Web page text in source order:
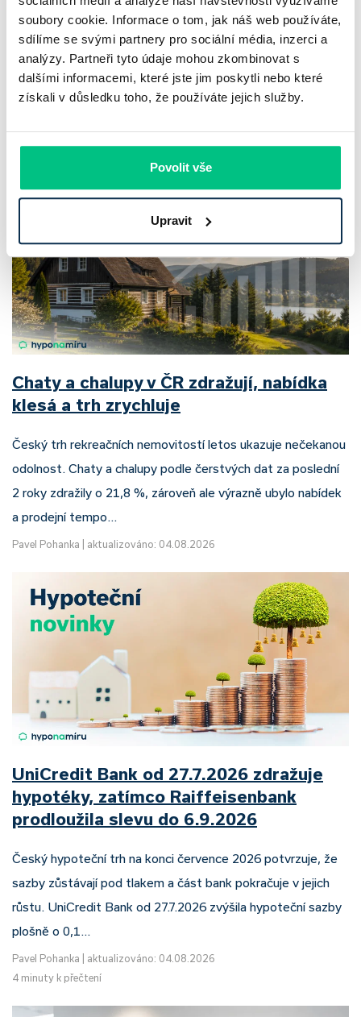
soubory cookie. Informace o tom, jak náš web používáte,
sdílíme se svými partnery pro sociální média, inzerci a
analýzy. Partneři tyto údaje mohou zkombinovat s
dalšími informacemi, které jste jim poskytli nebo které
získali v důsledku toho, že používáte jejich služby.
Povolit vše
Upravit
Více článků
Chaty a chalupy v ČR zdražují, nabídka
klesá a trh zrychluje
Český trh rekreačních nemovitostí letos ukazuje nečekanou
odolnost. Chaty a chalupy podle čerstvých dat za poslední
2 roky zdražily o 21,8 %, zároveň ale výrazně ubylo nabídek
a prodejní tempo…
Pavel Pohanka aktualizováno: 04.08.2026
UniCredit Bank od 27.7.2026 zdražuje
hypotéky, zatímco Raiffeisenbank
prodloužila slevu do 6.9.2026
Český hypoteční trh na konci července 2026 potvrzuje, že
sazby zůstávají pod tlakem a část bank pokračuje v jejich
růstu. UniCredit Bank od 27.7.2026 zvýšila hypoteční sazby
plošně o 0,1…
Pavel Pohanka
aktualizováno: 04.08.2026
4 minuty k přečtení